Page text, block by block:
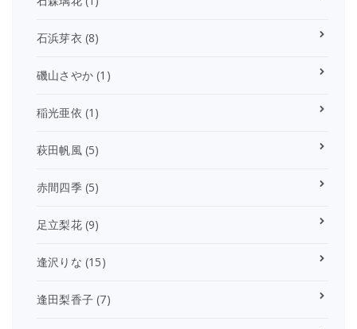
石浜芽衣 (8)
磯山さやか (1)
稲光亜依 (1)
萩田帆風(5)
赤間四季(5)
足立梨花(9)
逢沢りな (15)
逢田梨香子 (7)